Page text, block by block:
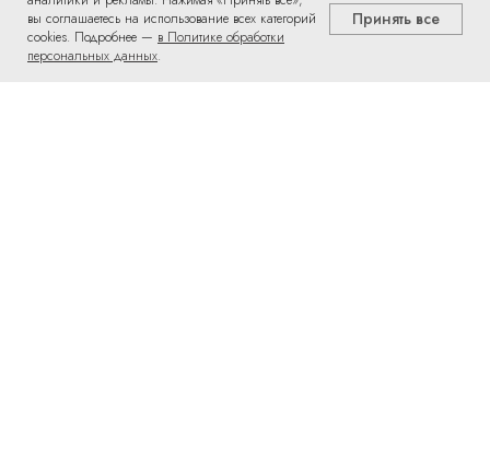
вы соглашаетесь на использование всех категорий
cookies. Подробнее — в Политике обработки
персональных данных.
Принять все